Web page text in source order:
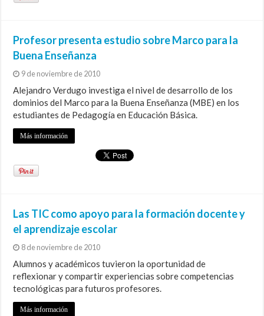
Profesor presenta estudio sobre Marco para la
Buena Enseñanza
9 de noviembre de 2010
Alejandro Verdugo investiga el nivel de desarrollo de los
dominios del Marco para la Buena Enseñanza (MBE) en los
estudiantes de Pedagogía en Educación Básica.
Más información
Las TIC como apoyo para la formación docente y
el aprendizaje escolar
8 de noviembre de 2010
Alumnos y académicos tuvieron la oportunidad de
reflexionar y compartir experiencias sobre competencias
tecnológicas para futuros profesores.
Más información